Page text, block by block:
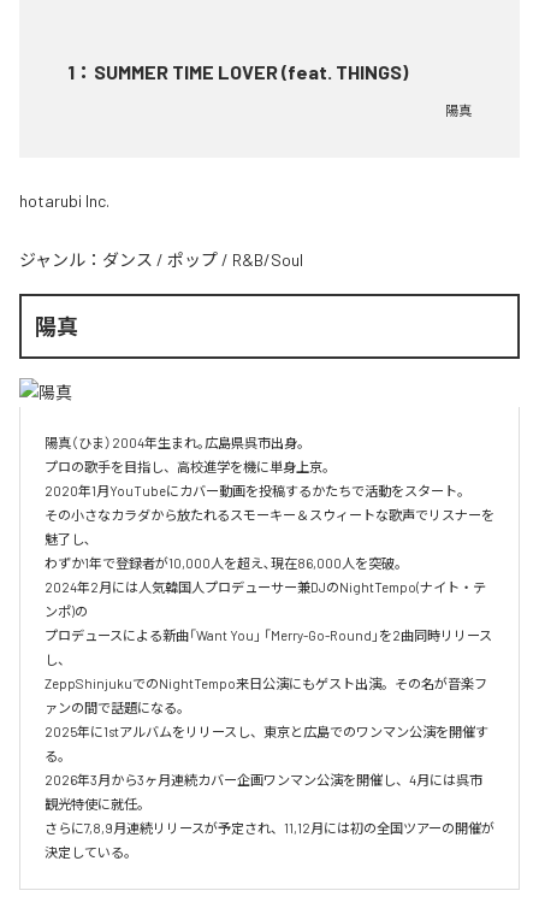
1 ： SUMMER TIME LOVER (feat. THINGS)
陽真
hotarubi Inc.
ジャンル： ダンス / ポップ / R&B/Soul
陽真
陽真（ひま）2004年生まれ｡広島県呉市出身。‌
プロの歌手を目指し、高校進学を機に単身上京。‌
2020年1月YouTubeにカバー動画を投稿するかたちで活動をスタート。‌
その小さなカラダから放たれるスモーキー＆スウィートな歌声でリスナーを
魅了し､‌
わずか1年で登録者が10,000人を超え､現在86,000人を突破。‌
2024年2月には人気韓国人プロデューサー兼DJのNightTempo(ナイト・テ
ンポ)の‌
プロデュースによる新曲「Want You」 「Merry-Go-Round」を2曲同時リリース
し、‌
ZeppShinjukuでのNightTempo来日公演にもゲスト出演。その名が音楽フ
ァンの間で話題になる。‌
2025年に1stアルバムをリリースし、東京と広島でのワンマン公演を開催す
る。
2026年3月から3ヶ月連続カバー企画ワンマン公演を開催し、4月には呉市
観光特使に就任。
さらに7,8,9月連続リリースが予定され、11,12月には初の全国ツアーの開催が
決定している。